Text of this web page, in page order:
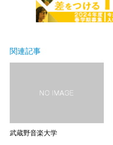
関連記事
武蔵野音楽大学